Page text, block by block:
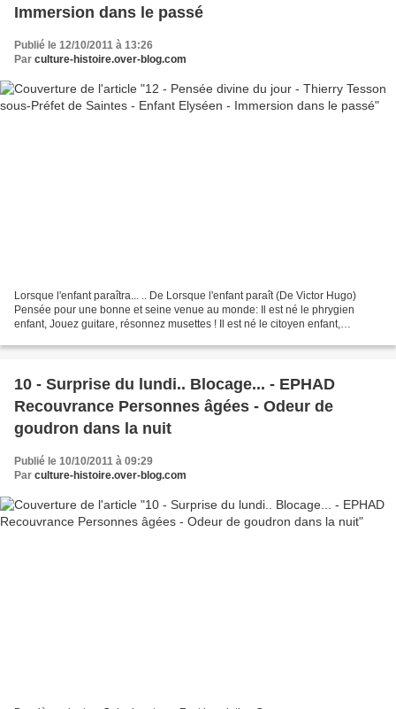
Immersion dans le passé
Publié le 12/10/2011 à 13:26
Par culture-histoire.over-blog.com
Lorsque l'enfant paraîtra... .. De Lorsque l'enfant paraît (De Victor Hugo)
Pensée pour une bonne et seine venue au monde: Il est né le phrygien
enfant, Jouez guitare, résonnez musettes ! Il est né le citoyen enfant,
10 - Surprise du lundi.. Blocage... - EPHAD
Recouvrance Personnes âgées - Odeur de
goudron dans la nuit
Publié le 10/10/2011 à 09:29
Par culture-histoire.over-blog.com